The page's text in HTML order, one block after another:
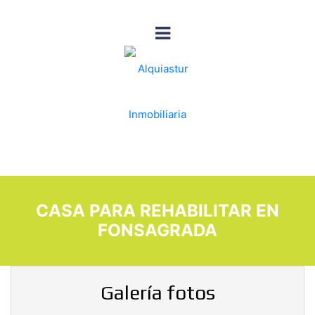
CASA PARA REHABILITAR EN
FONSAGRADA
Galería fotos